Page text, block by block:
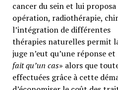
cancer du sein et lui
opération, radiothérapie,
l’intégration de différentes
thérapies naturelles permit
juge n’eut qu’une réponse
fait qu’un cas» alors que
effectuées grâce à cette